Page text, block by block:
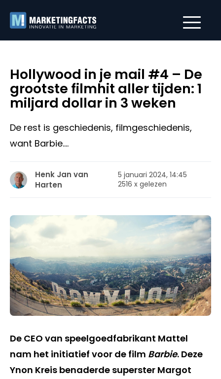
Hollywood in je mail #4 – De
grootste filmhit aller tijden: 1
miljard dollar in 3 weken
De rest is geschiedenis, filmgeschiedenis,
want Barbie....
Henk Jan van
Harten
5 januari 2024, 14:45
2516 x gelezen
De CEO van speelgoedfabrikant Mattel
nam het initiatief voor de film Barbie. Deze
Ynon Kreis benaderde superster Margot